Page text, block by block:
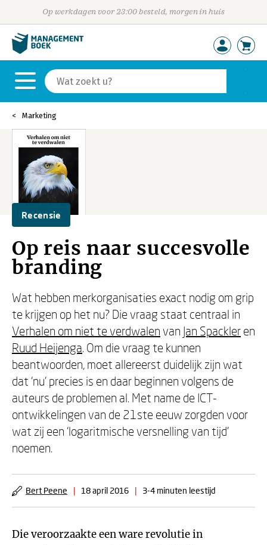
Op werkdagen voor 23:00 besteld, morgen in huis
Marketing
Recensie
Op reis naar succesvolle
branding
Wat hebben merkorganisaties exact nodig om grip
te krijgen op het nu? Die vraag staat centraal in
Verhalen om niet te verdwalen van Jan Spackler en
Ruud Heijenga. Om die vraag te kunnen
beantwoorden, moet allereerst duidelijk zijn wat
dat ‘nu’ precies is en daar beginnen volgens de
auteurs de problemen al. Met name de ICT-
ontwikkelingen van de 21ste eeuw zorgden voor
wat zij een ‘logaritmische versnelling van tijd’
noemen.
Bert Peene | 18 april 2016 | 3-4 minuten leestijd
Die veroorzaakte een ware revolutie in